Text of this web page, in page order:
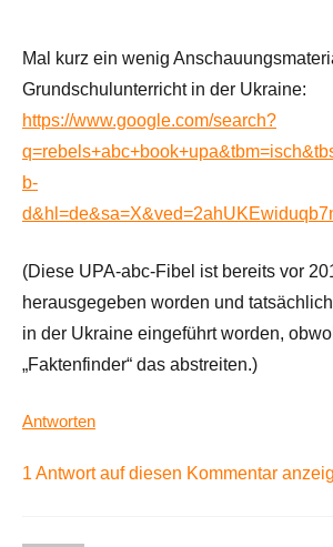
Mal kurz ein wenig
Grundschulunterricht in der Ukraine:
https://www.google.com/search?
b-
(Diese UPA-abc-Fibel ist bereits vor
herausgegeben worden und
in der Ukraine eingeführt worden,
„Faktenfinder“ das abstreiten.)
Antworten
1 Antwort auf diesen Kommentar